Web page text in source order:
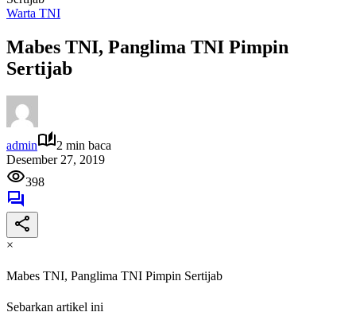
Warta TNI
Mabes TNI, Panglima TNI Pimpin
Sertijab
admin
2 min baca
Desember 27, 2019
398
×
Mabes TNI, Panglima TNI Pimpin Sertijab
Sebarkan artikel ini